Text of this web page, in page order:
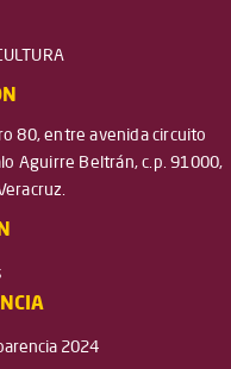
80, entre avenida circuito
Aguirre Beltrán, c.p. 91000,
2024